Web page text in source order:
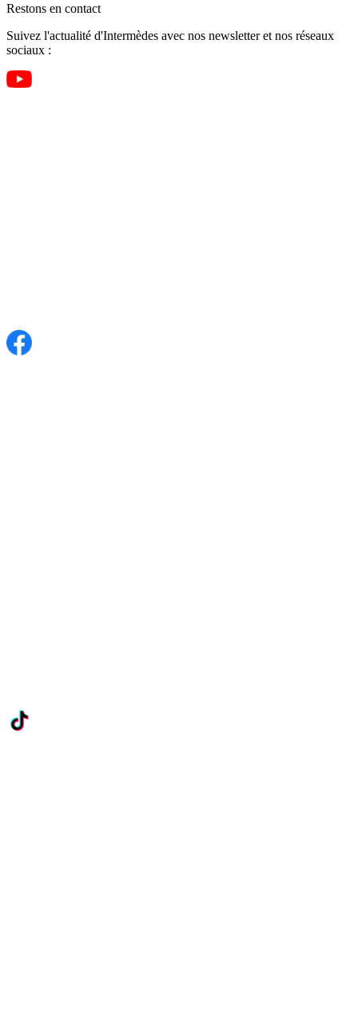
Restons en contact
Suivez l'actualité d'Intermèdes avec nos newsletter et nos réseaux
sociaux :